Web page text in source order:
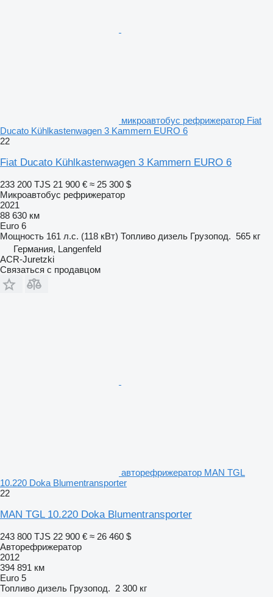
микроавтобус рефрижератор Fiat
Ducato Kühlkastenwagen 3 Kammern EURO 6
22
Fiat Ducato Kühlkastenwagen 3 Kammern EURO 6
233 200 TJS 21 900 € ≈ 25 300 $
Микроавтобус рефрижератор
2021
88 630 км
Euro 6
Мощность 161 л.с. (118 кВт) Топливо дизель Грузопод. 565 кг
Германия, Langenfeld
ACR-Juretzki
Связаться с продавцом
авторефрижератор MAN TGL
10.220 Doka Blumentransporter
22
MAN TGL 10.220 Doka Blumentransporter
243 800 TJS 22 900 € ≈ 26 460 $
Авторефрижератор
2012
394 891 км
Euro 5
Топливо дизель Грузопод. 2 300 кг